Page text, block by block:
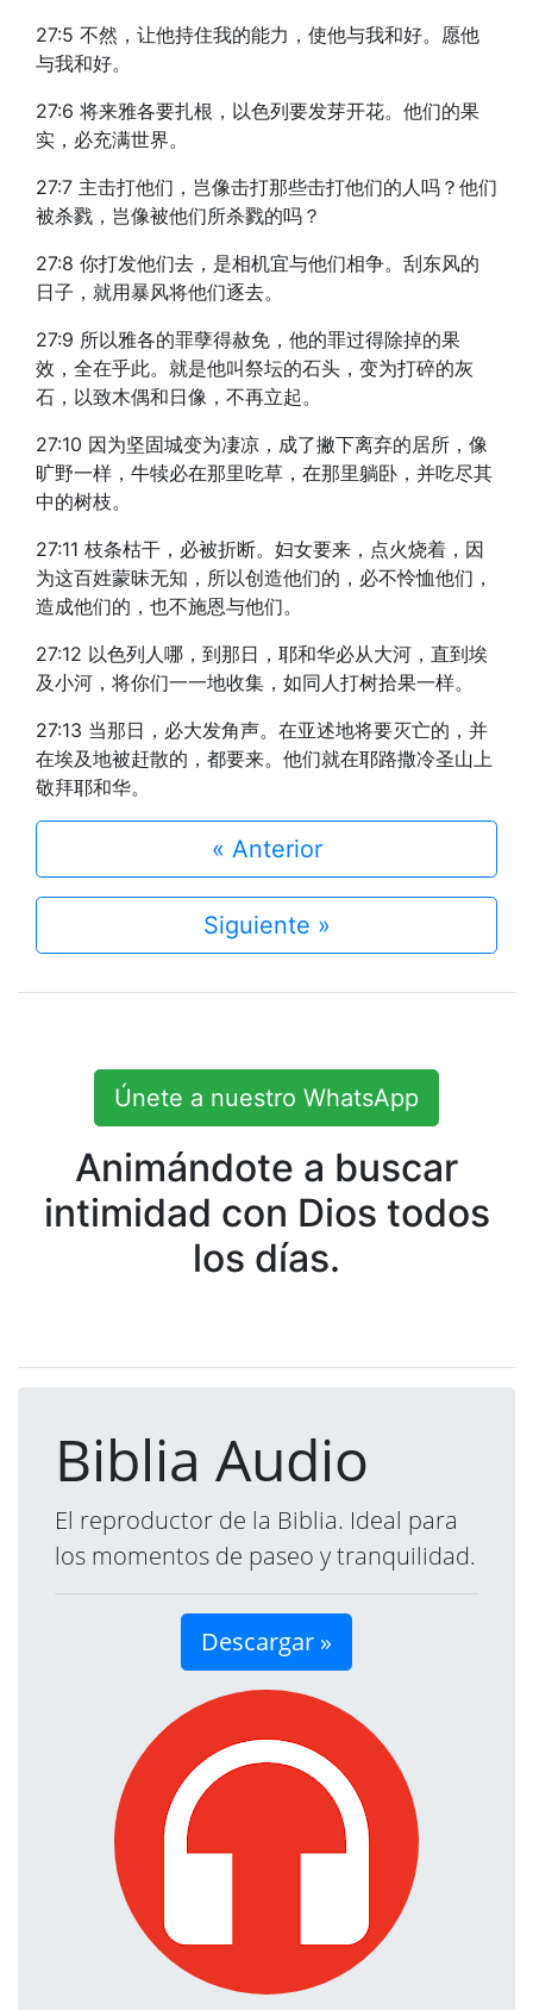
27:5 不然，让他持住我的能力，使他与我和好。愿他
与我和好。
27:6 将来雅各要扎根，以色列要发芽开花。他们的果
实，必充满世界。
27:7 主击打他们，岂像击打那些击打他们的人吗？他们
被杀戮，岂像被他们所杀戮的吗？
27:8 你打发他们去，是相机宜与他们相争。刮东风的
日子，就用暴风将他们逐去。
27:9 所以雅各的罪孽得赦免，他的罪过得除掉的果
效，全在乎此。就是他叫祭坛的石头，变为打碎的灰
石，以致木偶和日像，不再立起。
27:10 因为坚固城变为凄凉，成了撇下离弃的居所，像
旷野一样，牛犊必在那里吃草，在那里躺卧，并吃尽其
中的树枝。
27:11 枝条枯干，必被折断。妇女要来，点火烧着，因
为这百姓蒙昧无知，所以创造他们的，必不怜恤他们，
造成他们的，也不施恩与他们。
27:12 以色列人哪，到那日，耶和华必从大河，直到埃
及小河，将你们一一地收集，如同人打树拾果一样。
27:13 当那日，必大发角声。在亚述地将要灭亡的，并
在埃及地被赶散的，都要来。他们就在耶路撒冷圣山上
敬拜耶和华。
« Anterior
Siguiente »
Únete a nuestro WhatsApp
Animándote a buscar
intimidad con Dios todos
los días.
Biblia Audio
El reproductor de la Biblia. Ideal para
los momentos de paseo y tranquilidad.
Descargar »